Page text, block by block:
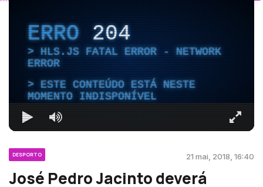
ERRO204
HLS.JS FATAL ERROR - NETWORK
ERROR
ESTE CONTEÚDO ESTÁ NESTE
MOMENTO INDISPONÍVEL
DESPORTO 21 mai, 2018, 16:40
José Pedro Jacinto deverá